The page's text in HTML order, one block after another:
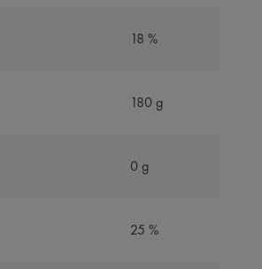
18 %
180 g
0 g
25 %